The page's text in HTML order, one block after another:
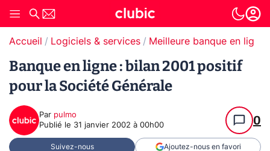
Accueil Logiciels & services Meilleure banque en ligne
Banque en ligne : bilan 2001 positif
pour la Société Générale
Par pulmo
Publié le 31 janvier 2002 à 00h00 0
Suivez-nous Ajoutez-nous en favori